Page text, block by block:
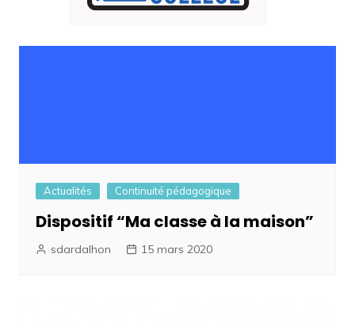
Actualités Continuité pédagogique
Dispositif “Ma classe à la maison”
sdardalhon 15 mars 2020